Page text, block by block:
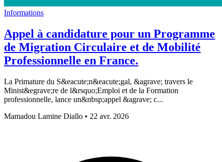
Informations
Appel à candidature pour un Programme
de Migration Circulaire et de Mobilité
Professionnelle en France.
La Primature du S&eacute;n&eacute;gal, &agrave; travers le
Minist&egrave;re de l&rsquo;Emploi et de la Formation
professionnelle, lance un&nbsp;appel &agrave; c...
Mamadou Lamine Diallo • 22 avr. 2026